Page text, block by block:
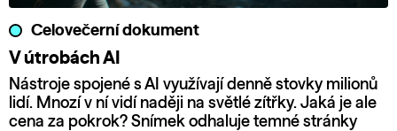
Celovečerní dokument
V útrobách AI
Nástroje spojené s AI využívají denně stovky milionů
lidí. Mnozí v ní vidí naději na světlé zítřky. Jaká je ale
cena za pokrok? Snímek odhaluje temné stránky